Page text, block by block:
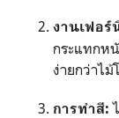
งานเฟอร์
กระแทกห
ง่ายกว่าไม้
การทำสี: